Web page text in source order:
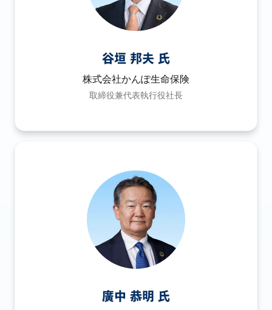
谷垣 邦夫 氏
株式会社かんぽ生命保険
取締役兼代表執行役社長
廣中 恭明 氏